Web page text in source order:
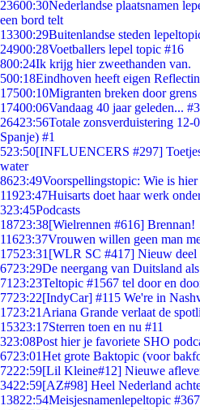
23600:30Nederlandse plaatsnamen
een bord telt
13300:29Buitenlandse steden
24900:28Voetballers lepel topic #16
800:24Ik krijg hier zweethanden van.
500:18Eindhoven heeft eigen
17500:10Migranten breken door
17400:06Vandaag 40 jaar geleden... #3
26423:56Totale zonsverduistering 12-
Spanje) #1
523:50[INFLUENCERS #297]
water
8623:49Voorspellingstopic: Wie is
11923:47Huisarts doet haar werk
323:45Podcasts
18723:38[Wielrennen #616] Brennan!
11623:37Vrouwen willen geen man
17523:31 [WLR SC #417] Nieuw deel
6723:29De neergang van Duitsland
71 23:23Teltopic #1567 tel door en
7723:22[IndyCar] #115 We're in
1723:21 Ariana Grande verlaat de
15323:17Sterren toen en nu #11
323:08Post hier je favoriete SHO
6723:01Het grote Baktopic (voor
7222:59[Lil Kleine#12] Nieuwe
3422:59[AZ#98] Heel Nederland
13822:54Meisjesnamenlepeltopic